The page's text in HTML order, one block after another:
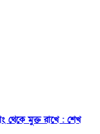
থেকে মুক্ত রাখে : শেখ